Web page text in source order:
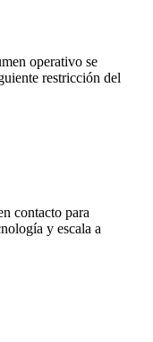
operativo se
restricción del
contacto para
y escala a